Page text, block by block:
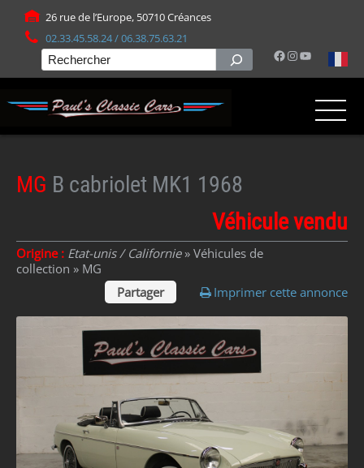
26 rue de l’Europe, 50710 Créances
02.33.45.58.24 / 06.38.75.63.21
Facebook
Instagram
YouTube
Rechercher
MG B cabriolet MK1 1968
Véhicule vendu
Origine : Etat-unis / Californie» Véhicules de
collection » MG
Partager
Imprimer cette annonce
Panneau de gestion des cookies